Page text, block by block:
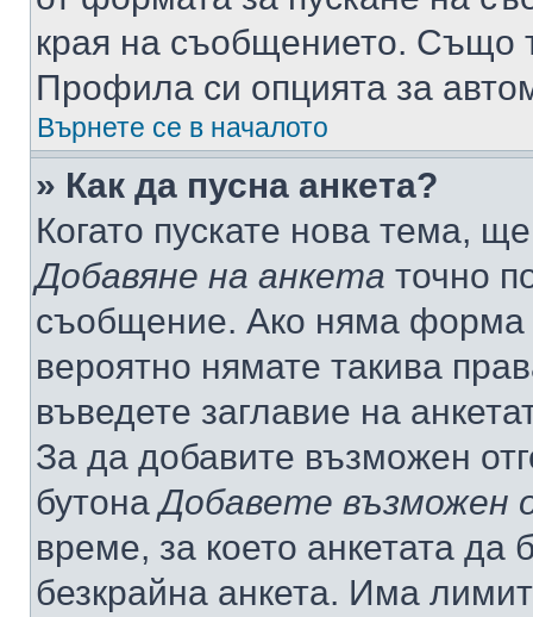
края на съобщението. Също
Профила си опцията за
Върнете се в началото
» Как да пусна анкета?
Когато пускате нова тема,
Добавяне на анкета точно
съобщение. Ако няма форма
вероятно нямате такива
въведете заглавие на
За да добавите възможен
бутонаДобавете възможен
време, за което анкетата да
безкрайна анкета. Има